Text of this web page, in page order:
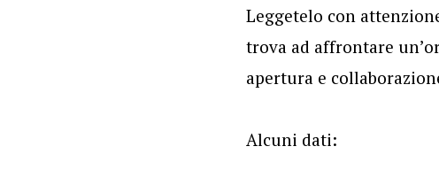
Leggetelo con
trova ad affrontare
apertura e
Alcuni dati: